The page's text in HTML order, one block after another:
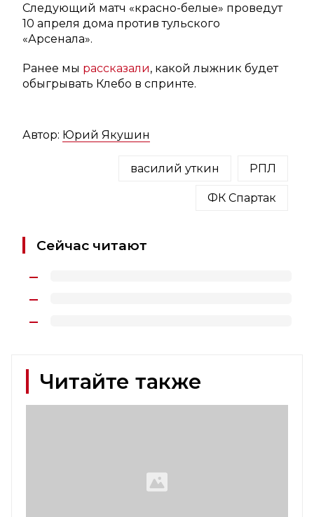
Следующий матч «красно-белые» проведут
10 апреля дома против тульского
«Арсенала».
Ранее мы рассказали, какой лыжник будет
обыгрывать Клебо в спринте.
Автор: Юрий Якушин
василий уткин РПЛ
ФК Спартак
Сейчас читают
Читайте также